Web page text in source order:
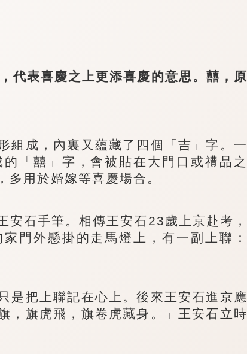
表喜慶之上更添喜慶的意思。囍，原
成，內裏又蘊藏了四個「吉」字。一
「囍」字，會被貼在大門口或禮品之
多用於婚嫁等喜慶場合。
石手筆。相傳王安石23歲上京赴考，
門外懸掛的走馬燈上，有一副上聯：
把上聯記在心上。後來王安石進京應
，旗虎飛，旗卷虎藏身。」王安石立時